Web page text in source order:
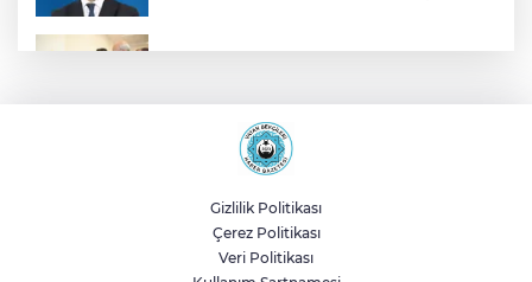
Sakarya’da ücretsiz doğalgaza
kavuşacaklar
Yalova'da makine arızası yapan tanker
güvenli bölgeye çekildi
Gizlilik Politikası
Çerez Politikası
Veri Politikası